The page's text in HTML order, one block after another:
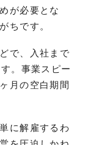
が必要とな
ちです。
で、入社まで
。事業スピー
月の空白期間
に解雇するわ